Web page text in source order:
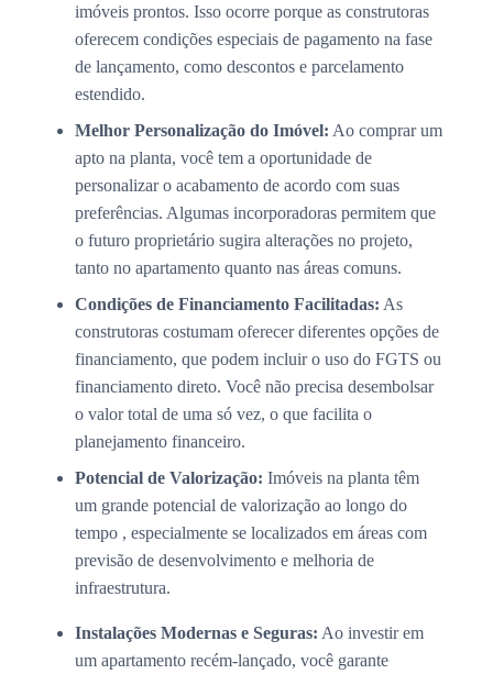
imóveis prontos. Isso ocorre porque as construtoras
oferecem condições especiais de pagamento na fase
de lançamento, como descontos e parcelamento
estendido.
Melhor Personalização do Imóvel: Ao comprar um
apto na planta, você tem a oportunidade de
personalizar o acabamento de acordo com suas
preferências. Algumas incorporadoras permitem que
o futuro proprietário sugira alterações no projeto,
tanto no apartamento quanto nas áreas comuns.
Condições de Financiamento Facilitadas: As
construtoras costumam oferecer diferentes opções de
financiamento, que podem incluir o uso do FGTS ou
financiamento direto. Você não precisa desembolsar
o valor total de uma só vez, o que facilita o
planejamento financeiro.
Potencial de Valorização: Imóveis na planta têm
um grande potencial de valorização ao longo do
tempo , especialmente se localizados em áreas com
previsão de desenvolvimento e melhoria de
infraestrutura.
Instalações Modernas e Seguras: Ao investir em
um apartamento recém-lançado, você garante